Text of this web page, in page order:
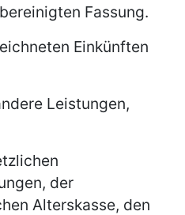
Fassung.
Einkünften
Leistungen,
der
Alterskasse, den